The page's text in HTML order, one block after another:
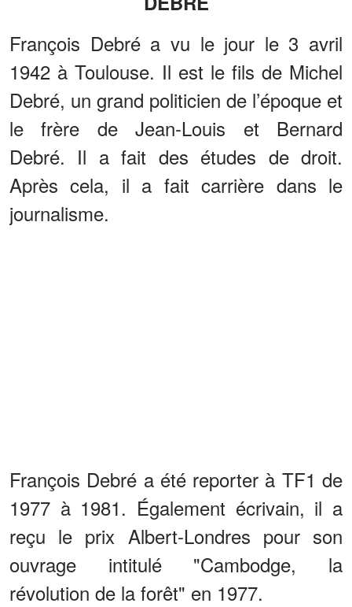
François Debré a vu le jour le 3 avril
1942 à Toulouse. Il est le fils de Michel
Debré, un grand politicien de l’époque et
le frère de Jean-Louis et Bernard
Debré. Il a fait des études de droit.
Après cela, il a fait carrière dans le
journalisme.
François Debré a été reporter à TF1 de
1977 à 1981. Également écrivain, il a
reçu le prix Albert-Londres pour son
ouvrage intitulé "Cambodge, la
révolution de la forêt" en 1977.